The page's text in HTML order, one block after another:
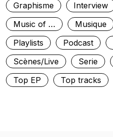
Graphisme
Interview
Music of …
Musique
Playlists
Podcast
Scènes/Live
Serie
Top EP
Top tracks